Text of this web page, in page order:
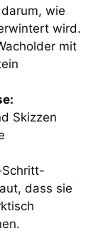
wie
wird.
mit
Skizzen
dass sie